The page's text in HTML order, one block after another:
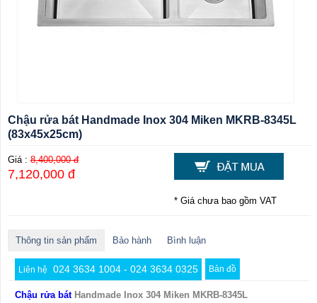
Chậu rửa bát Handmade Inox 304 Miken MKRB-8345L
(83x45x25cm)
Giá : 8,400,000 đ
7,120,000 đ
* Giá chưa bao gồm VAT
Thông tin sản phẩm Bảo hành Bình luận
Liên hệ 024 3634 1004 - 024 3634 0325 Bản đồ
Chậu rửa bátHandmade Inox 304 Miken MKRB-8345L